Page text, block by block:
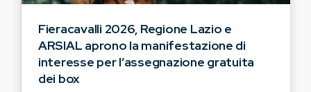
Fieracavalli 2026, Regione Lazio e
ARSIAL aprono la manifestazione di
interesse per l’assegnazione gratuita
dei box